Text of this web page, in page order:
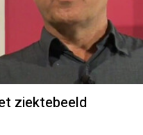
ziektebeeld